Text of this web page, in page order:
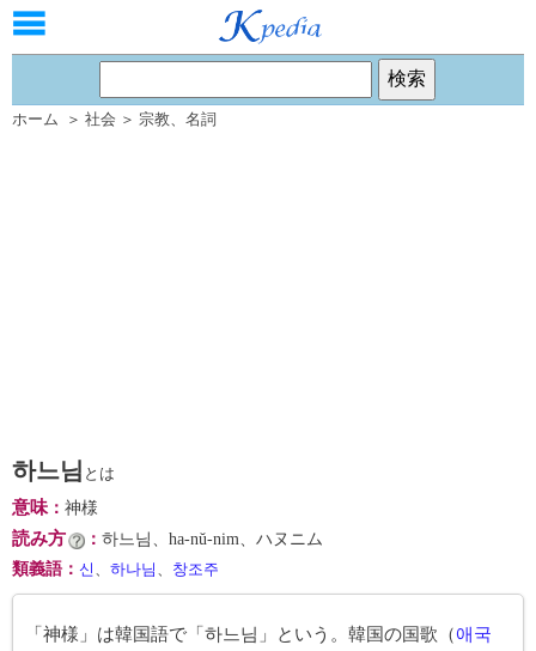
ホーム ＞ 社会 ＞ 宗教、 名詞
하느님 とは
意味： 神様
読み方 ： 하느님、ha-nŭ-nim、ハヌニム
類義語 ： 신 、 하나님 、 창조주
「神様」は韓国語で「하느님」という。韓国の国歌（애국